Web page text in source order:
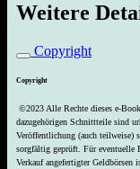
Weitere
Copyright
Copyright
©2023 Alle Rechte dieses e-
dazugehörigen Schnittteile sind
Veröffentlichung (auch teilweise)
sorgfältig geprüft. Für eventuelle
Verkauf angefertigter Geldbörsen